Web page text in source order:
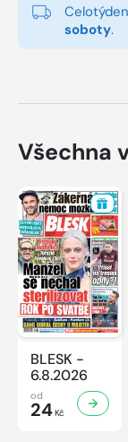
soboty.
Všechna
BLESK -
6.8.2026
od
24Kč